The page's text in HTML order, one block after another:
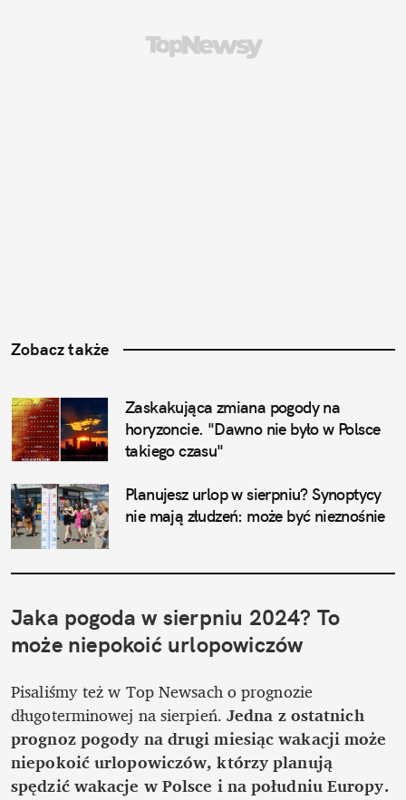
Zobacz także
Zaskakująca zmiana pogody na
horyzoncie. "Dawno nie było w Polsce
takiego czasu"
Planujesz urlop w sierpniu? Synoptycy
nie mają złudzeń: może być nieznośnie
Jaka pogoda w sierpniu 2024? To
może niepokoić urlopowiczów
Pisaliśmy też w Top Newsach o prognozie
długoterminowej na sierpień. Jedna z ostatnich
prognoz pogody na drugi miesiąc wakacji może
niepokoić urlopowiczów, którzy planują
spędzić wakacje w Polsce i na południu Europy.